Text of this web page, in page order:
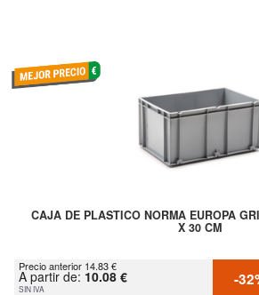
CAJA DE PLASTICO NORMA EUROPA
X 30 CM
Precio anterior 14.83 €
A partir de: 10.08 €
SIN IVA -